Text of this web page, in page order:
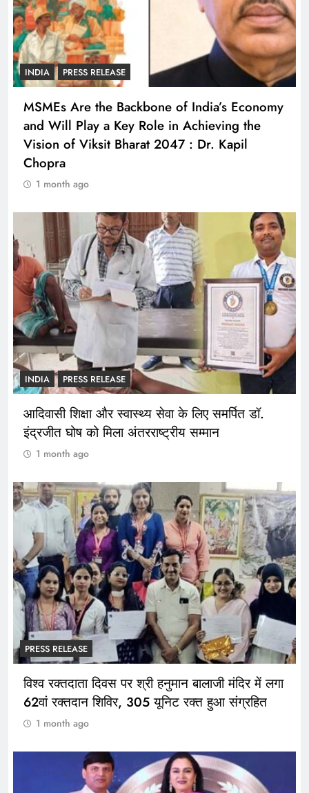
INDIA PRESS RELEASE
MSMEs Are the Backbone of India’s Economy
and Will Play a Key Role in Achieving the
Vision of Viksit Bharat 2047 : Dr. Kapil
Chopra
1 month ago
INDIA PRESS RELEASE
आदिवासी शिक्षा और स्वास्थ्य सेवा के लिए समर्पित डॉ.
इंद्रजीत घोष को मिला अंतरराष्ट्रीय सम्मान
1 month ago
PRESS RELEASE
विश्व रक्तदाता दिवस पर श्री हनुमान बालाजी मंदिर में लगा
62वां रक्तदान शिविर, 305 यूनिट रक्त हुआ संग्रहित
1 month ago